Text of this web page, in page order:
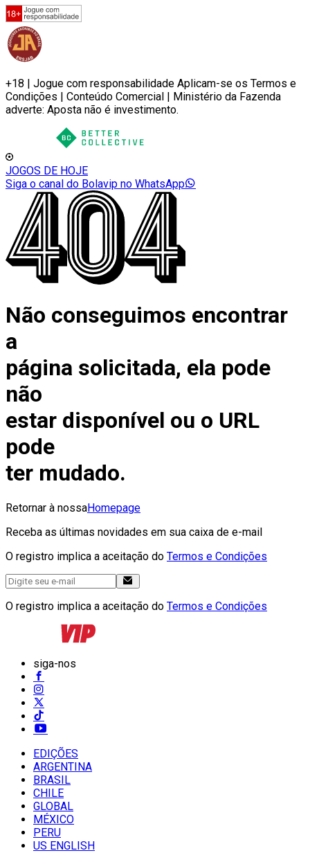
+18 | Jogue com responsabilidade Aplicam-se os Termos e
Condições | Conteúdo Comercial | Ministério da Fazenda
adverte: Aposta não é investimento.
JOGOS DE HOJE
Siga o canal do Bolavip no WhatsApp
Não conseguimos encontrar
a
página solicitada, ela pode
não
estar disponível ou o URL
pode
ter mudado.
Retornar à nossaHomepage
Receba as últimas novidades em sua caixa de e-mail
O registro implica a aceitação do Termos e Condições
O registro implica a aceitação do Termos e Condições
siga-nos
EDIÇÕES
ARGENTINA
BRASIL
CHILE
GLOBAL
MÉXICO
PERU
US ENGLISH